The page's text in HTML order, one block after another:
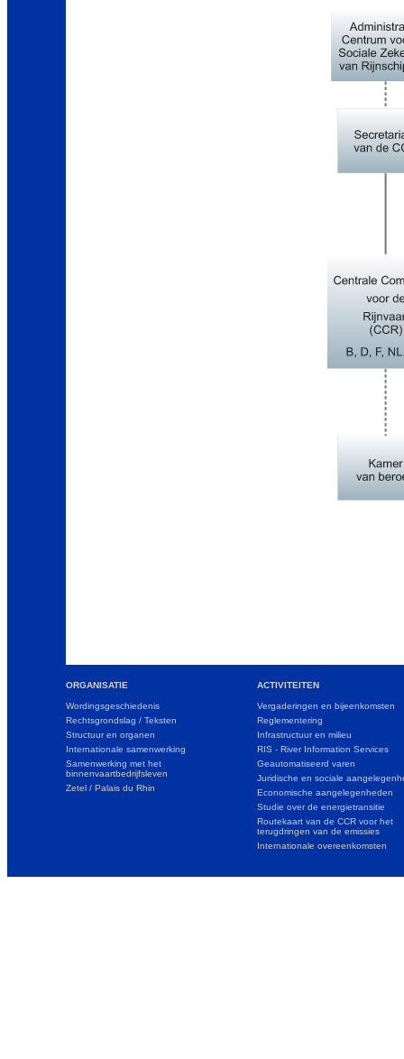
ORGANISATIE
Wordingsgeschiedenis
Rechtsgrondslag / Teksten
Structuur en organen
Internationale samenwerking
Samenwerking met het
binnenvaartbedrijfsleven
Zetel / Palais du Rhin
ACTIVITEITEN
Vergaderingen en bijeenkomsten
Reglementering
Infrastructuur en milieu
RIS - River Information Services
Geautomatiseerd varen
Juridische en sociale
Economische aangelegenheden
Studie over de energietransitie
Routekaart van de CCR voor het
terugdringen van de emissies
Internationale overeenkomsten